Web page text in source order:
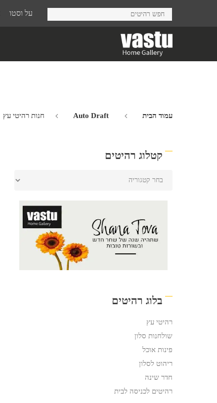
על וסטו
עמוד הבית Auto Draft חנות רהיטי עץ
קטלוג רהיטים
בלוג רהיטים
רהיטי עץ
שולחנות סלון
פינות אוכל
ריהוט לסלון
חדר שינה
רהיטים לכניסה לבית